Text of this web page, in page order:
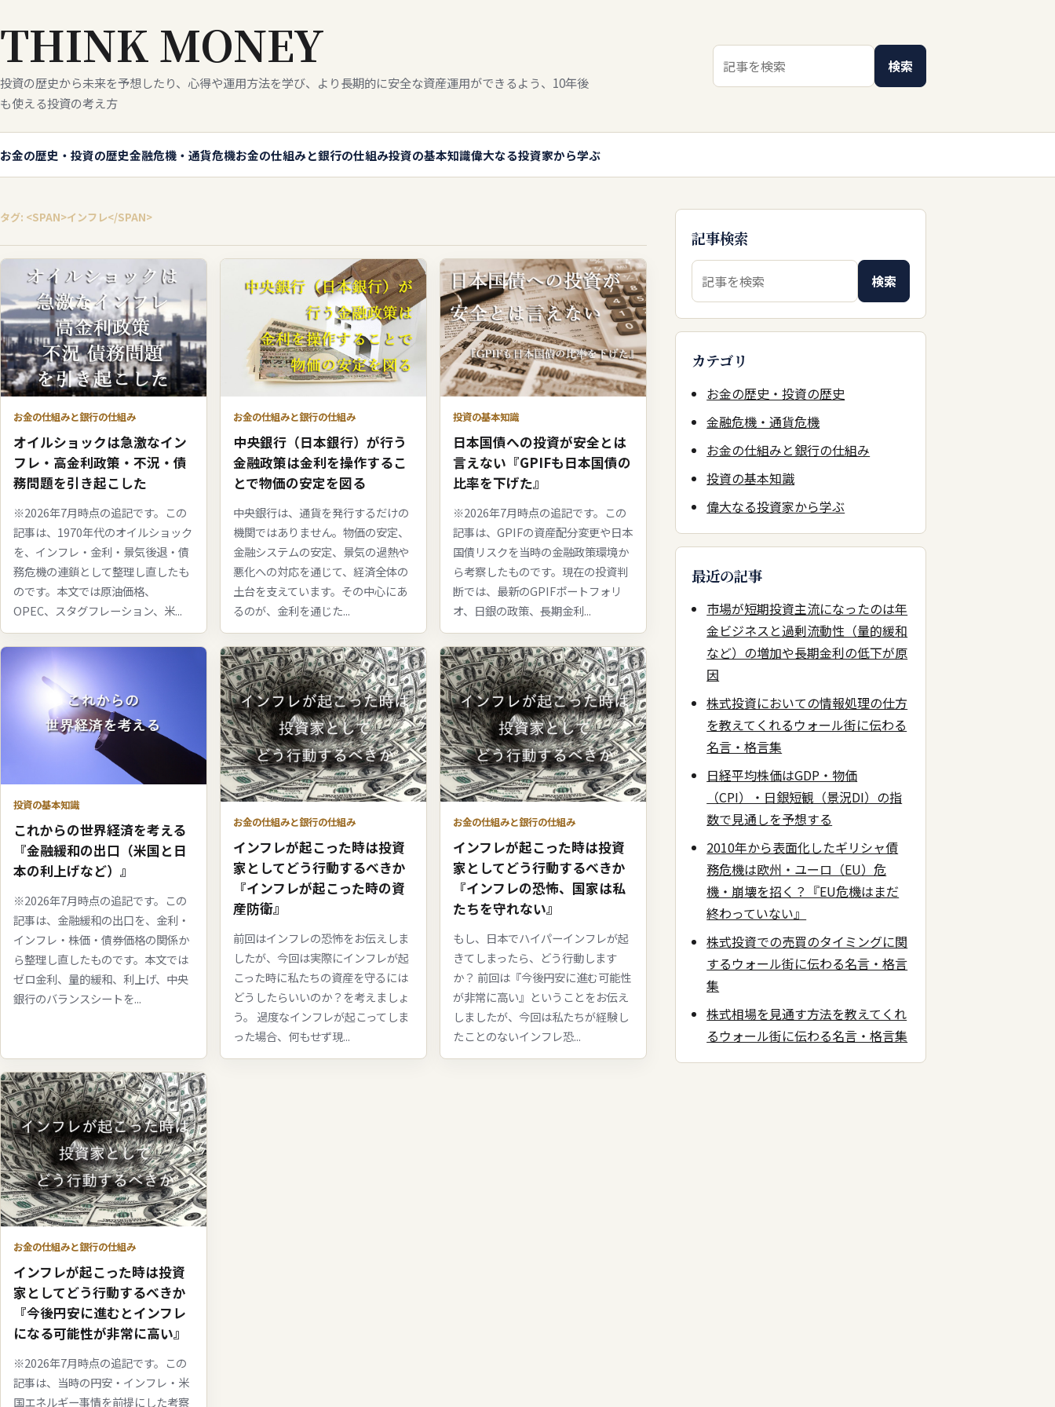
THINK MONEY
投資の歴史から未来を予想したり、心得や運用方法を学び、より長期的に安全な資産運用ができるよう、10年後
も使える投資の考え方
検索キーワード
検索
お金の歴史・投資の歴史金融危機・通貨危機お金の仕組みと銀行の仕組み投資の基本知識偉大なる投資家から学ぶ
タグ: <SPAN>インフレ</SPAN>
お金の仕組みと銀行の仕組み
オイルショックは急激なイン
フレ・高金利政策・不況・債
務問題を引き起こした
※2026年7月時点の追記です。この
記事は、1970年代のオイルショック
を、インフレ・金利・景気後退・債
務危機の連鎖として整理し直したも
のです。本文では原油価格、
OPEC、スタグフレーション、米...
お金の仕組みと銀行の仕組み
中央銀行（日本銀行）が行う
金融政策は金利を操作するこ
とで物価の安定を図る
中央銀行は、通貨を発行するだけの
機関ではありません。物価の安定、
金融システムの安定、景気の過熱や
悪化への対応を通じて、経済全体の
土台を支えています。その中心にあ
るのが、金利を通じた...
投資の基本知識
日本国債への投資が安全とは
言えない『GPIFも日本国債の
比率を下げた』
※2026年7月時点の追記です。この
記事は、GPIFの資産配分変更や日本
国債リスクを当時の金融政策環境か
ら考察したものです。現在の投資判
断では、最新のGPIFポートフォリ
オ、日銀の政策、長期金利...
投資の基本知識
これからの世界経済を考える
『金融緩和の出口（米国と日
本の利上げなど）』
※2026年7月時点の追記です。この
記事は、金融緩和の出口を、金利・
インフレ・株価・債券価格の関係か
ら整理し直したものです。本文では
ゼロ金利、量的緩和、利上げ、中央
銀行のバランスシートを...
お金の仕組みと銀行の仕組み
インフレが起こった時は投資
家としてどう行動するべきか
『インフレが起こった時の資
産防衛』
前回はインフレの恐怖をお伝えしま
したが、今回は実際にインフレが起
こった時に私たちの資産を守るには
どうしたらいいのか？を考えましょ
う。 過度なインフレが起こってしま
った場合、何もせず現...
お金の仕組みと銀行の仕組み
インフレが起こった時は投資
家としてどう行動するべきか
『インフレの恐怖、国家は私
たちを守れない』
もし、日本でハイパーインフレが起
きてしまったら、どう行動します
か？ 前回は『今後円安に進む可能性
が非常に高い』ということをお伝え
しましたが、今回は私たちが経験し
たことのないインフレ恐...
お金の仕組みと銀行の仕組み
インフレが起こった時は投資
家としてどう行動するべきか
『今後円安に進むとインフレ
になる可能性が非常に高い』
※2026年7月時点の追記です。この
記事は、当時の円安・インフレ・米
国エネルギー事情を前提にした考察
記事検索
検索キーワード
検索
カテゴリ
お金の歴史・投資の歴史
金融危機・通貨危機
お金の仕組みと銀行の仕組み
投資の基本知識
偉大なる投資家から学ぶ
最近の記事
市場が短期投資主流になったのは年
金ビジネスと過剰流動性（量的緩和
など）の増加や長期金利の低下が原
因
株式投資においての情報処理の仕方
を教えてくれるウォール街に伝わる
名言・格言集
日経平均株価はGDP・物価
（CPI）・日銀短観（景況DI）の指
数で見通しを予想する
2010年から表面化したギリシャ債
務危機は欧州・ユーロ（EU）危
機・崩壊を招く？『EU危機はまだ
終わっていない』
株式投資での売買のタイミングに関
するウォール街に伝わる名言・格言
集
株式相場を見通す方法を教えてくれ
るウォール街に伝わる名言・格言集